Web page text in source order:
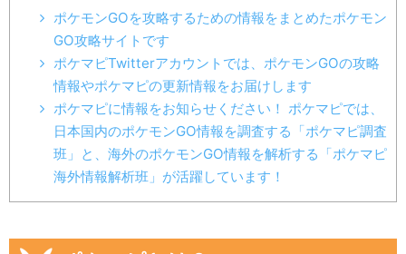
ポケモンGOを攻略するための情報をまとめたポケモン
GO攻略サイトです
ポケマピTwitterアカウントでは、ポケモンGOの攻略
情報やポケマピの更新情報をお届けします
ポケマピに情報をお知らせください！ ポケマピでは、
日本国内のポケモンGO情報を調査する「ポケマピ調査
班」と、海外のポケモンGO情報を解析する「ポケマピ
海外情報解析班」が活躍しています！